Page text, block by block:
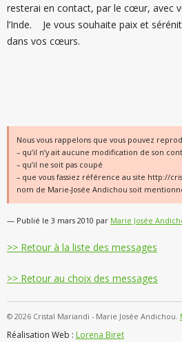
resterai en contact, par le cœur, avec
l’Inde. Je vous souhaite paix et
dans vos cœurs.
Nous vous rappelons que vous pouvez
– qu’il n’y ait aucune modification de son
– qu’il ne soit pas coupé
– que vous fassiez référence au site http://
nom de Marie-Josée Andichou soit
— Publié le 3 mars 2010 par Marie Josée
>> Retour à la liste des messages
>> Retour au choix des messages
© 2026 Cristal Mariandi - Marie Josée Andichou.
Réalisation Web : Lorena Biret